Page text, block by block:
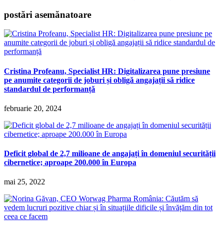
postări asemănatoare
Cristina Profeanu, Specialist HR: Digitalizarea pune presiune
pe anumite categorii de joburi și obligă angajații să ridice
standardul de performanță
februarie 20, 2024
Deficit global de 2,7 milioane de angajați în domeniul securității
cibernetice; aproape 200.000 în Europa
mai 25, 2022